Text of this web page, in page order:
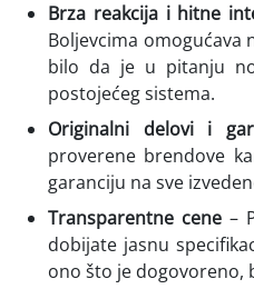
Brza reakcija i hitne
Boljevcima omogućava
bilo da je u pitanju
postojećeg sistema.
Originalni delovi i
proverene brendove
garanciju na sve
Transparentne cene –
dobijate jasnu
ono što je dogovoreno,